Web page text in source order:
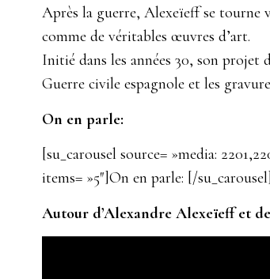
Après la guerre, Alexeïeff se tourne
comme de véritables œuvres d’art.
Initié dans les années 30, son projet
Guerre civile espagnole et les
On en parle:
[su_carousel source= »media:
items= »5″]On en parle: [/
Autour d’Alexandre Alexeïeff et